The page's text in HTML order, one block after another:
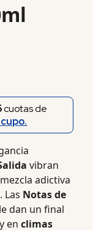
cuotas de
vibran
adictiva
Las Notas de
dan un final
y en climas